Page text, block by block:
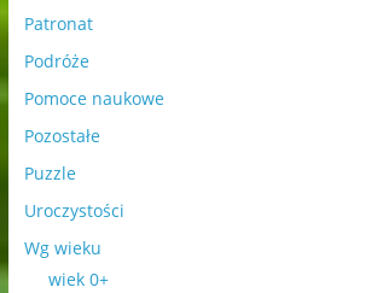
Patronat
Podróże
Pomoce naukowe
Pozostałe
Puzzle
Uroczystości
Wg wieku
wiek 0+